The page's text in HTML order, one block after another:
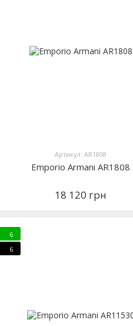
Артикул: AR1808
Emporio Armani AR1808
18 120 грн
6
6